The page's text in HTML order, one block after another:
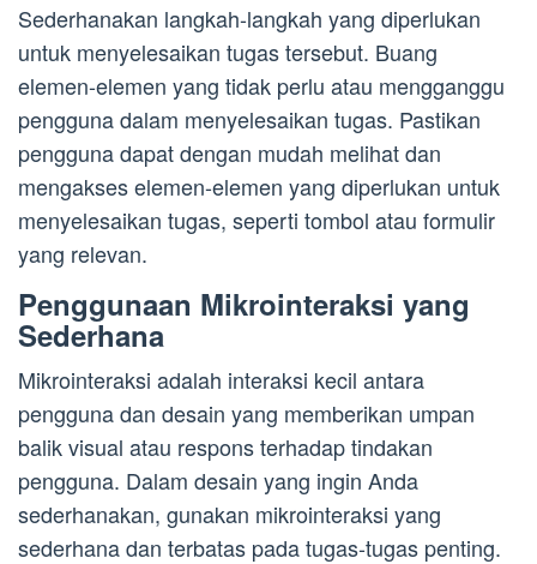
Sederhanakan langkah-langkah yang diperlukan
untuk menyelesaikan tugas tersebut. Buang
elemen-elemen yang tidak perlu atau mengganggu
pengguna dalam menyelesaikan tugas. Pastikan
pengguna dapat dengan mudah melihat dan
mengakses elemen-elemen yang diperlukan untuk
menyelesaikan tugas, seperti tombol atau formulir
yang relevan.
Penggunaan Mikrointeraksi yang
Sederhana
Mikrointeraksi adalah interaksi kecil antara
pengguna dan desain yang memberikan umpan
balik visual atau respons terhadap tindakan
pengguna. Dalam desain yang ingin Anda
sederhanakan, gunakan mikrointeraksi yang
sederhana dan terbatas pada tugas-tugas penting.